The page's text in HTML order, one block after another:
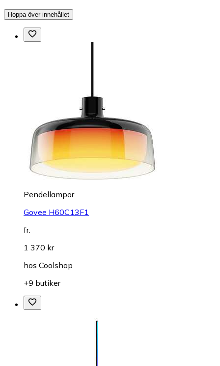
Hoppa över innehållet
Pendellampor
Govee H60C13F1
fr.
1 370 kr
hos Coolshop
+9 butiker